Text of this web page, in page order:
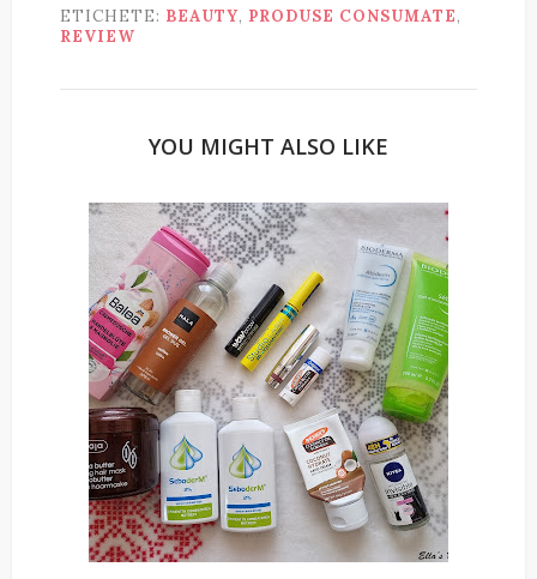
ETICHETE: BEAUTY, PRODUSE CONSUMATE,
REVIEW
YOU MIGHT ALSO LIKE